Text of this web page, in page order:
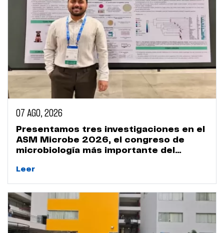
07 AGO, 2026
Presentamos tres investigaciones en el
ASM Microbe 2026, el congreso de
microbiología más importante del
Leer